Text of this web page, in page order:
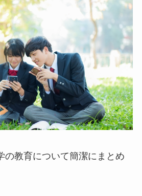
の教育について簡潔にまとめ